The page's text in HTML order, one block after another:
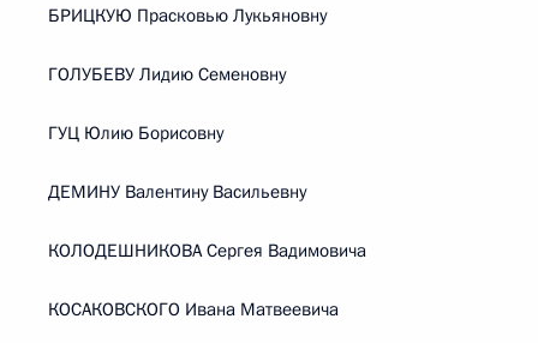
БРИЦКУЮ Прасковью Лукьяновну
ГОЛУБЕВУ Лидию Семеновну
ГУЦ Юлию Борисовну
ДЕМИНУ Валентину Васильевну
КОЛОДЕШНИКОВА Сергея Вадимовича
КОСАКОВСКОГО Ивана Матвеевича